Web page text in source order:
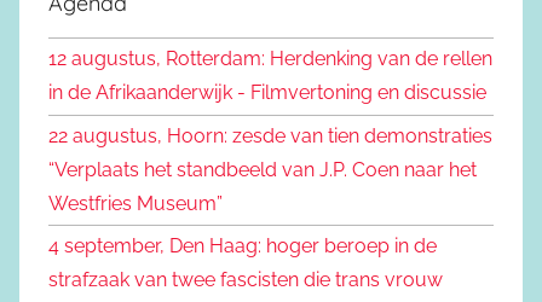
e
n
a
:
e
n
12 augustus, Rotterdam: Herdenking van de rellen
in de Afrikaanderwijk - Filmvertoning en discussie
22 augustus, Hoorn: zesde van tien demonstraties
“Verplaats het standbeeld van J.P. Coen naar het
Westfries Museum”
4 september, Den Haag: hoger beroep in de
strafzaak van twee fascisten die trans vrouw